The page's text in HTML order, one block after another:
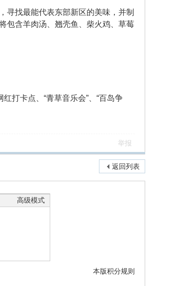
寻找最能代表东部新区的美味，并制
包含羊肉汤、翘壳鱼、柴火鸡、草莓
打卡点、“青草音乐会”、“百岛争
举报
返回列表
高级模式
本版积分规则